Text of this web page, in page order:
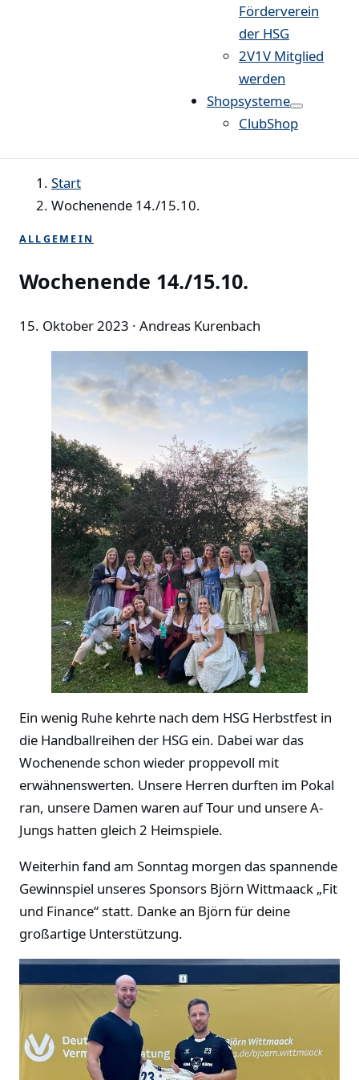
Förderverein
der HSG
2V1V Mitglied
werden
Shopsysteme
ClubShop
Start
Wochenende 14./15.10.
ALLGEMEIN
Wochenende 14./15.10.
15. Oktober 2023 · Andreas Kurenbach
Ein wenig Ruhe kehrte nach dem HSG Herbstfest in
die Handballreihen der HSG ein. Dabei war das
Wochenende schon wieder proppevoll mit
erwähnenswerten. Unsere Herren durften im Pokal
ran, unsere Damen waren auf Tour und unsere A-
Jungs hatten gleich 2 Heimspiele.
Weiterhin fand am Sonntag morgen das spannende
Gewinnspiel unseres Sponsors Björn Wittmaack „Fit
und Finance“ statt. Danke an Björn für deine
großartige Unterstützung.